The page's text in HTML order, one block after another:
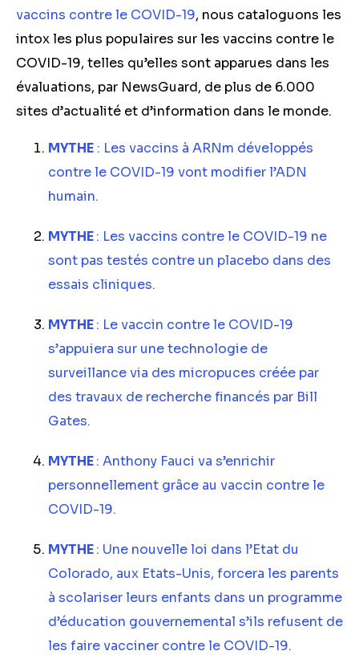
vaccins contre le COVID-19, nous cataloguons les
intox les plus populaires sur les vaccins contre le
COVID-19, telles qu’elles sont apparues dans les
évaluations, par NewsGuard, de plus de 6.000
sites d’actualité et d’information dans le monde.
MYTHE : Les vaccins à ARNm développés
contre le COVID-19 vont modifier l’ADN
humain.
MYTHE: Les vaccins contre le COVID-19 ne
sont pas testés contre un placebo dans des
essais cliniques.
MYTHE: Le vaccin contre le COVID-19
s’appuiera sur une technologie de
surveillance via des micropuces créée par
des travaux de recherche financés par Bill
Gates.
MYTHE: Anthony Fauci va s’enrichir
personnellement grâce au vaccin contre le
COVID-19.
MYTHE: Une nouvelle loi dans l’Etat du
Colorado, aux Etats-Unis, forcera les parents
à scolariser leurs enfants dans un programme
d’éducation gouvernemental s’ils refusent de
les faire vacciner contre le COVID-19.